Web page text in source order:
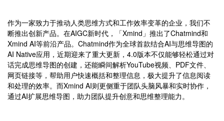
作为一家致力于推动人类思维方式和工作效率变革的企业，我们不
断推出创新产品。在AIGC新时代，「Xmind」推出了Chatmind和
Xmind AI等前沿产品。Chatmind作为全球首款结合AI与思维导图的
AI Native应用，近期迎来了重大更新，4.0版本不仅能够轻松通过对
话完成思维导图的创建，还能瞬间解析YouTube视频、PDF文件、
网页链接等，帮助用户快速概括和整理信息，极大提升了信息阅读
和处理的效率。而Xmind AI则更侧重于团队头脑风暴和实时协作，
通过AI扩展思维导图，助力团队提升创意和思维整理能力。